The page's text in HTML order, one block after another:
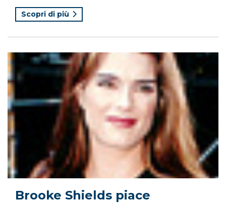
Scopri di più
Brooke Shields piace